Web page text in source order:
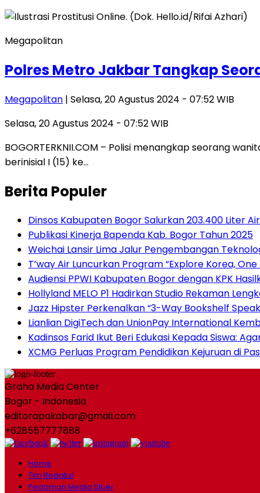
Megapolitan
Polres Metro Jakbar Tangkap
Megapolitan | Selasa, 20 Agustus 2024 - 07:52 WIB
Selasa, 20 Agustus 2024 - 07:52 WIB
BOGORTERKNII.COM – Polisi menangkap seorang
berinisial I (15) ke…
Berita Populer
Dinsos Kabupaten Bogor Salurkan 203.400 Liter
Publikasi Kinerja Bapenda Kab. Bogor Tahun 2025
Weichai Lansir Lima Jalur Pengembangan
T’way Air Luncurkan Program “Explore Korea,
Audiensi PPWI Kabupaten Bogor dengan KPK
Hollyland MELO P1 Hadirkan Studio Rekaman
Jazz Hipster Perkenalkan “3-Way Bookshelf
Lianlian DigiTech dan UnionPay International
Kadinsos Farid Ikut Beri Edukasi Kepada Siswa:
XCMG Perluas Program Pendidikan Kejuruan di
Graha Media Center
Bogor - Indonesia
editorapakabar@gmail.com
+628557777888
Home
Tim Redaksi
Pedoman Media Siber